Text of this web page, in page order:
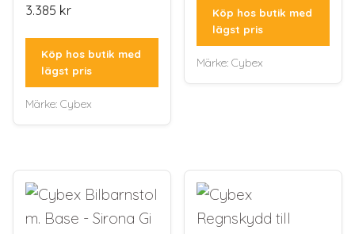
3.385 kr
Köp hos butik med
lägst pris
Märke: Cybex
Köp hos butik med
lägst pris
Märke:Cybex